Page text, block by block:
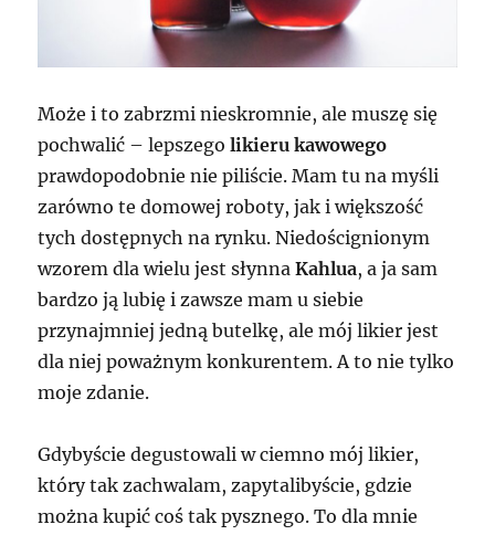
Może i to zabrzmi nieskromnie, ale muszę się
pochwalić – lepszegolikieru kawowego
prawdopodobnie nie piliście. Mam tu na myśli
zarówno te domowej roboty, jak i większość
tych dostępnych na rynku. Niedoścignionym
wzorem dla wielu jest słynnaKahlua, a ja sam
bardzo ją lubię i zawsze mam u siebie
przynajmniej jedną butelkę, ale mój likier jest
dla niej poważnym konkurentem. A to nie tylko
moje zdanie.
Gdybyście degustowali w ciemno mój likier,
który tak zachwalam, zapytalibyście, gdzie
można kupić coś tak pysznego. To dla mnie